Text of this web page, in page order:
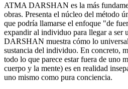
ATMA DARSHAN es la más
obras. Presenta el núcleo del método
que podría llamarse el enfoque "de
expandir al individuo para llegar a ser
DARSHAN muestra cómo lo
sustancia del individuo. En concreto,
todo lo que parece estar fuera de uno
cuerpo y la mente) es en realidad
uno mismo como pura conciencia.